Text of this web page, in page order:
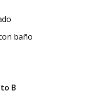
baño
B